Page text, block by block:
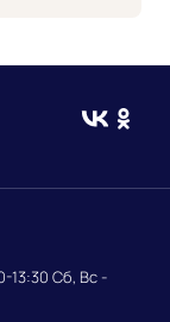
13:30 Сб, Вс -